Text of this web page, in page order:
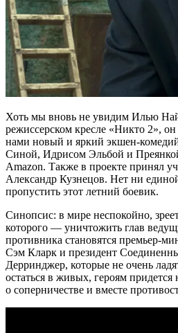
Хоть мы вновь не увидим Илью
режиссерском кресле «Никто 2»,
нами новый и яркий экшен-
Синой, Идрисом Эльбой и
Amazon. Также в проекте принял
Александр Кузнецов. Нет ни
пропустить этот летний боевик.
Синопсис: в мире неспокойно,
которого — уничтожить глав
противника становятся премьер-
Сэм Кларк и президент
Дерринджер, которые не очень
остаться в живых, героям
о соперничестве и вместе